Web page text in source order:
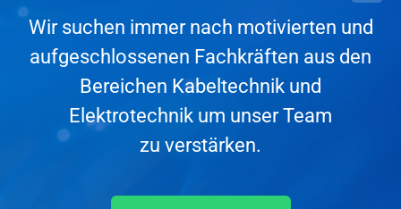
Wir suchen immer nach motivierten und
aufgeschlossenen Fachkräften aus den
Bereichen Kabeltechnik und
Elektrotechnik um unser Team
zu verstärken.